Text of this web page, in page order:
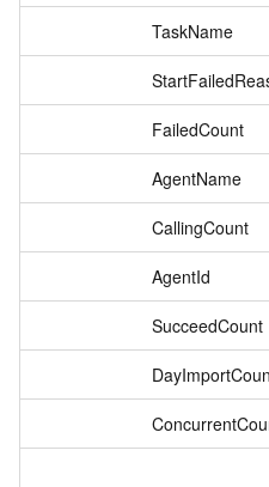
TaskName
FailedCount
AgentName
CallingCount
AgentId
SucceedCount